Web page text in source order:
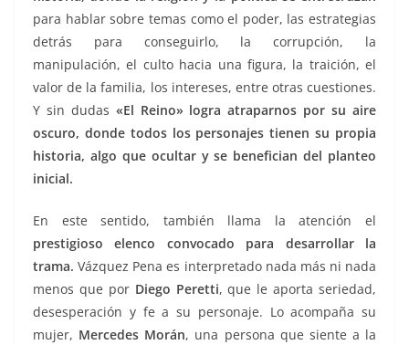
para hablar sobre temas como el poder, las estrategias
detrás para conseguirlo, la corrupción, la
manipulación, el culto hacia una figura, la traición, el
valor de la familia, los intereses, entre otras cuestiones.
Y sin dudas «El Reino» logra atraparnos por su aire
oscuro, donde todos los personajes tienen su propia
historia, algo que ocultar y se benefician del planteo
inicial.
En este sentido, también llama la atención el
prestigioso elenco convocado para desarrollar la
trama. Vázquez Pena es interpretado nada más ni nada
menos que por Diego Peretti, que le aporta seriedad,
desesperación y fe a su personaje. Lo acompaña su
mujer, Mercedes Morán, una persona que siente a la